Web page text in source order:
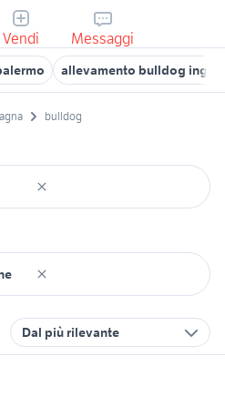
Vendi Messaggi
allevamento bulldog
bulldog
Dal più rilevante